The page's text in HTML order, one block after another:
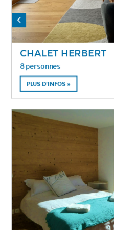
CHALET HERBERT
8 personnes
PLUS D'INFOS »